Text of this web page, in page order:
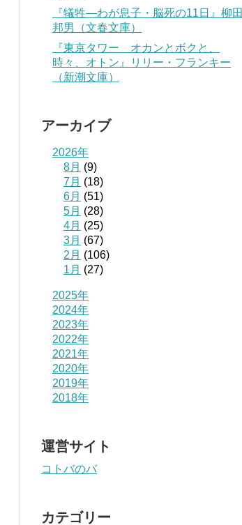
『犠牲―わが息子・脳死の11日』柳田
邦男（文春文庫）
『東京タワー オカンとボクと、
時々、オトン』リリー・フランキー
（新潮文庫）
アーカイブ
2026年
8月 (9)
7月 (18)
6月 (51)
5月 (28)
4月 (25)
3月 (67)
2月 (106)
1月 (27)
2025年
2024年
2023年
2022年
2021年
2020年
2019年
2018年
運営サイト
コトバのバ
カテゴリー